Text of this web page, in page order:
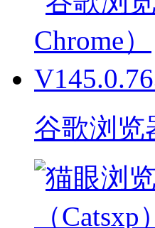
谷歌浏览